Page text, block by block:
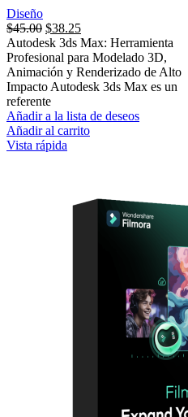
Diseño
$45.00 $38.25
Autodesk 3ds Max: Herramienta
Profesional para Modelado 3D,
Animación y Renderizado de Alto
Impacto Autodesk 3ds Max es un
referente
Añadir a la lista de deseos
Añadir al carrito
Vista rápida